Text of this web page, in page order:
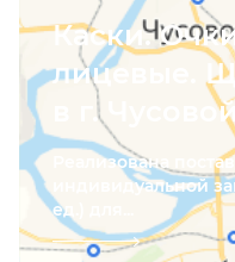
Каски.
лицевые.
в г. Чусовой
Реализована
индивидуальной
ед.) для...